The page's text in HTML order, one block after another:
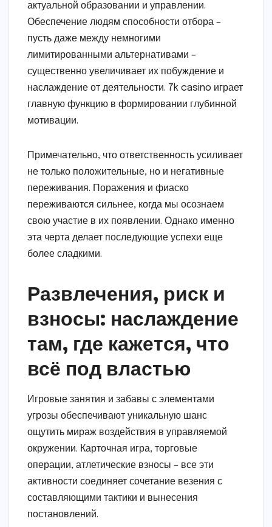
актуальной образовании и управлении.
Обеспечение людям способности отбора –
пусть даже между немногими
лимитированными альтернативами –
существенно увеличивает их побуждение и
наслаждение от деятельности. 7k casino играет
главную функцию в формировании глубинной
мотивации.
Примечательно, что ответственность усиливает
не только положительные, но и негативные
переживания. Поражения и фиаско
переживаются сильнее, когда мы осознаем
свою участие в их появлении. Однако именно
эта черта делает последующие успехи еще
более сладкими.
Развлечения, риск и
взносы: наслаждение
там, где кажется, что
всё под властью
Игровые занятия и забавы с элементами
угрозы обеспечивают уникальную шанс
ощутить мираж воздействия в управляемой
окружении. Карточная игра, торговые
операции, атлетические взносы – все эти
активности соединяет сочетание везения с
составляющими тактики и вынесения
постановлений.